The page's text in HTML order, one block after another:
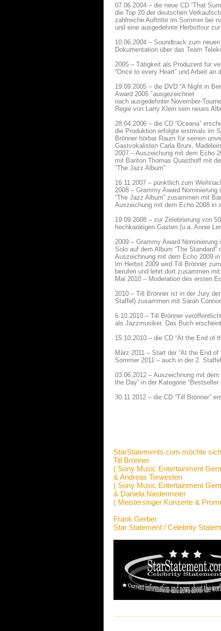
07.06.2004 – die neue CD “That
die Top 20 der deutschen
zahlreiche Auftritte im Sommer bei
und eine ausgedehnte Herbsttour zur
10.06.2004 – Soundtrack zum
Dokumentation über das Team
2005 – Tätigkeit als Produzent für
“Once to every Heart” und Arbeit an
19.09.2005 – die DVD “A Night in
Award 2005 ″ausgezeichnet
nach ausgedehnter November-
Regie von Larry Klein sein neues
28.04.2006 – die CD “Oceana”
die Produktion erfolgte erstmals im
Brönner hörbar Raum für seinen
Gastvokalisten Carla Bruni,
2007 – Auszeichung mit dem Echo
mit Bariton Thomas Quasthoff mit
“The Jazz Album”
16.11.2007 – pünktlich zum
2008 – Grammy Award
“The Jazz Album” zusammen mit
Auszeichung mit dem Echo 2008 in
19.09.2008 – zur Zelebrierung von
hochkarätigen Gasten (u.a. Annie
2009 – Grammy Award
Solo auf dem Album “The
Auszeichnung mit dem Echo 2009 in
Im Herbst 2009 wird Till Brönner
berufen und lehrt dort zusammen
Mai 2010 – Moderation des ersten
2010 – Till Brönner ist in der Jury
Staffel) zusammen mit Sarah
6.10.2010 – Till Brönner
als Jazzmusiker. Das Buch
15.10.2010 – die CD “At the End of
März 2011 – Start der “At the End
Sommer 2011 – auch in der 2.
03.06.2012 – Auszeichnung mit
the Day“ in der Kategorie “Bestseller
30.11.2012 – die CD “Till Brönner”
StarStatements.com möchte
Till Brönner
( Sony Music Entertainment
& Andreas Torwesten
( Sony Music Entertainment
& Daniela Niedermeier
( Meistersinger Konzerte &
Frank Gerber
Star Statement / Celebrity